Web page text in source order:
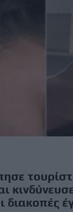
διακοπές